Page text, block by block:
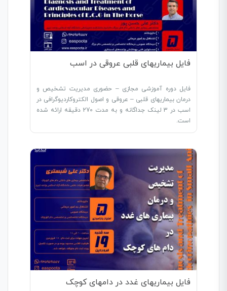
فایل بیماریهای قلبی عروقی در اسب
فایل دوره آموزشی مجازی – حضوری مدیریت تشخیص و
درمان بیماریهای قلبی – عروقی و اصول الکتروکاردیوگرافی در
اسب در 3 لینک جداگانه و به مدت 270 دقیقه ارائه شده
است.
فایل بیماریهای غدد در دامهای کوچک